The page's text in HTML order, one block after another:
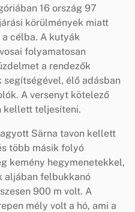
16 ország 97
körülmények miatt
célba. A kutyák
folyamatosan
a rendezők
élő adásban
A versenyt kötelező
kellett teljesíteni.
Särna tavon kellett
több másik folyó
kemény hegymenetekkel,
aljában felbukkanó
900 m volt. A
mély volt a hó, ami a